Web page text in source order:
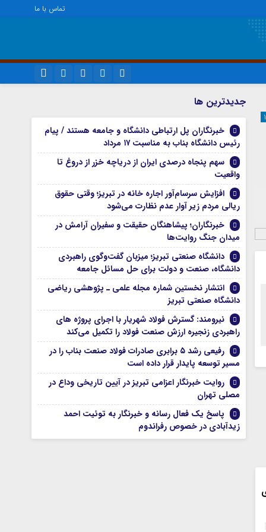
تماس با ما
سروش
ایتا
آپارات
واتساپ
رمز عبور
مرا به خاطر بسپار
اقتصاد
سیاسی
فرهنگ
جديدترين ها
خبرنگاران پل ارتباطی دانشگاه و جامعه هستند / پیام
رئیس دانشگاه بناب به مناسبت ۱۷ مرداد
سهم پنجاه درصدی ایران از دریاچه خزر از دروغ تا
واقعیت
افزایش سرسام‌آور اجاره خانه در تبریز؛ وقتی حقوق
ریالی مردم زیر آوار عدم نظارت می‌شود
خبرنگاران؛ پیشاهنگان حقیقت و سفیران آرامش در
میدان جنگ روایت‌ها
دانشگاه صنعتی تبریز؛ میزبان گفت‌وگوی راهبردی
دانشگاه، صنعت و دولت برای حل مسائل جامعه
انتشار نخستین شماره مجله علمی ـ پژوهشی ریاضی
دانشگاه صنعتی تبریز
نیرومند: گسترش فولاد شهریار با اجرای پروژه های
راهبردی زنجیره ارزش صنعت فولاد را تکمیل می‌کند
رفیعی رشد ۵ برابری صادرات فولاد صنعت بناب را در
مسیر توسعه پایدار قرار داده است
روایت خبرنگار اعزامی تبریز در آیین تاریخی وداع در
مصلی تهران
پاسخ یک فعال رسانه و خبرنگار به توئیت احمد
زیدآبادی در خصوص رفراندوم